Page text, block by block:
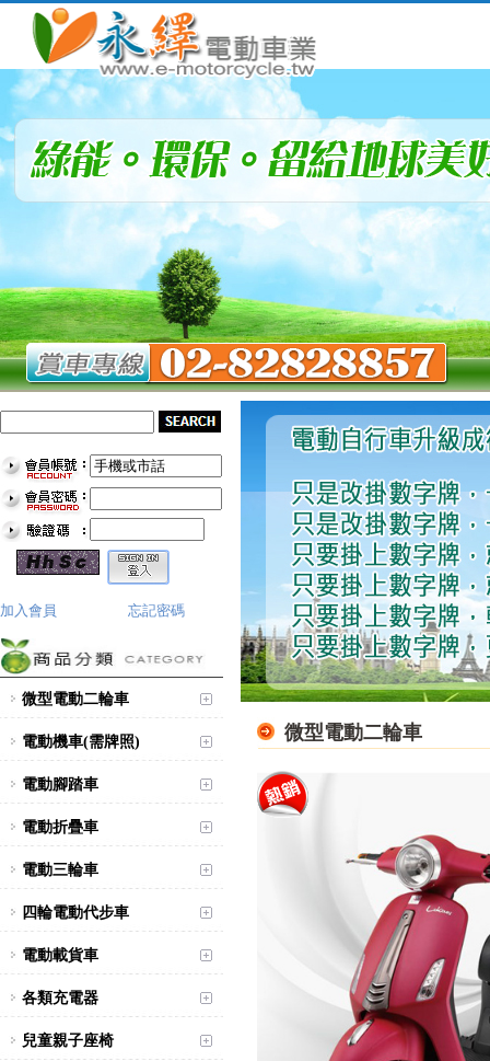
加入會員 忘記密碼
微型電動二輪車
電動機車(需牌照)
電動腳踏車
電動折疊車
電動三輪車
四輪電動代步車
電動載貨車
各類充電器
兒童親子座椅
微型電動二輪車